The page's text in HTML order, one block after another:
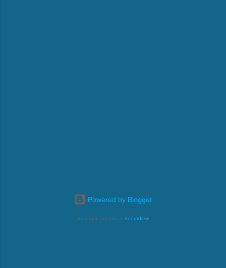
Powered by Blogger
Immagini dei temi di konradlew